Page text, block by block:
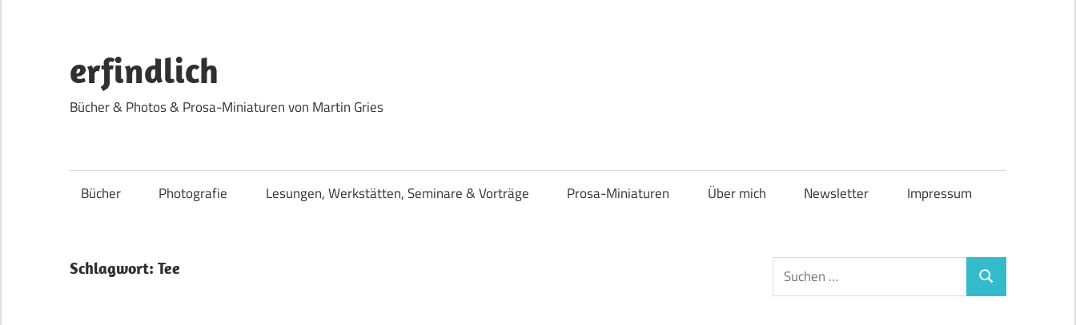
springen
erfindlich
Bücher & Photos & Prosa-Miniaturen von Martin Gries
Bücher Photografie Lesungen, Werkstätten, Seminare & Vorträge Prosa-Miniaturen Über mich Newsletter Impressum
Schlagwort: Tee
Suchen
nach:
Suchen